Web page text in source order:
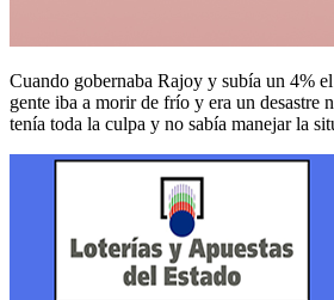
Cuando gobernaba Rajoy y subía un 4%
gente iba a morir de frío y era un desastre
tenía toda la culpa y no sabía manejar la